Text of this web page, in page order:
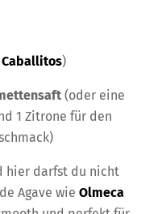
Caballitos)
(oder eine
1 Zitrone für den
hier darfst du nicht
Agave wie Olmeca